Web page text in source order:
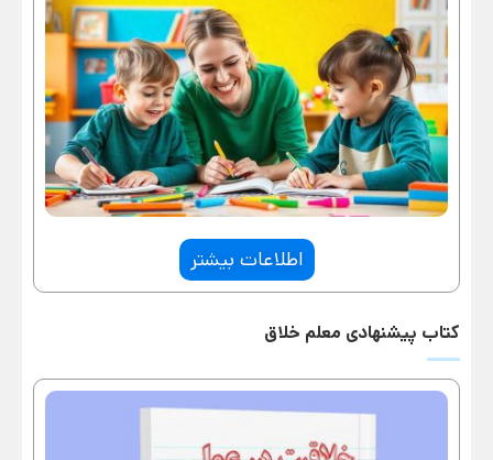
اطلاعات بیشتر
کتاب پیشنهادی معلم خلاق